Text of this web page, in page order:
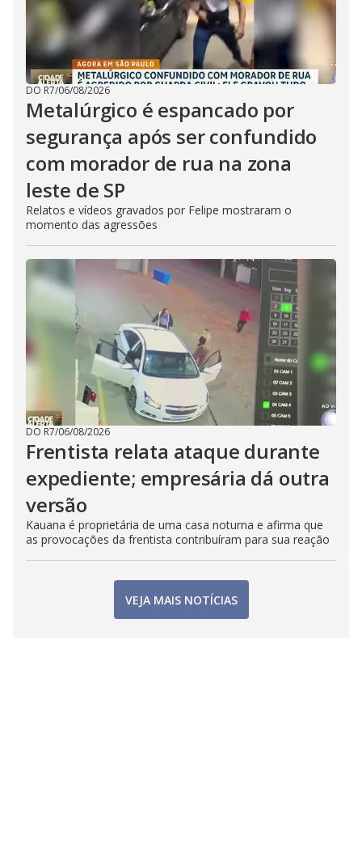
DO R7/06/08/2026
Metalúrgico é espancado por
segurança após ser confundido
com morador de rua na zona
leste de SP
Relatos e vídeos gravados por Felipe mostraram o
momento das agressões
DO R7/06/08/2026
Frentista relata ataque durante
expediente; empresária dá outra
versão
Kauana é proprietária de uma casa noturna e afirma que
as provocações da frentista contribuíram para sua reação
VEJA MAIS NOTÍCIAS